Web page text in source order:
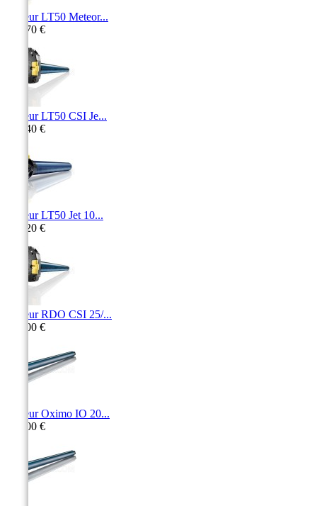
Moteur LT50 Meteor...
187,70 €
Moteur LT50 CSI Je...
226,40 €
Moteur LT50 Jet 10...
163,20 €
Moteur RDO CSI 25/...
380,00 €
Moteur Oximo IO 20...
273,00 €